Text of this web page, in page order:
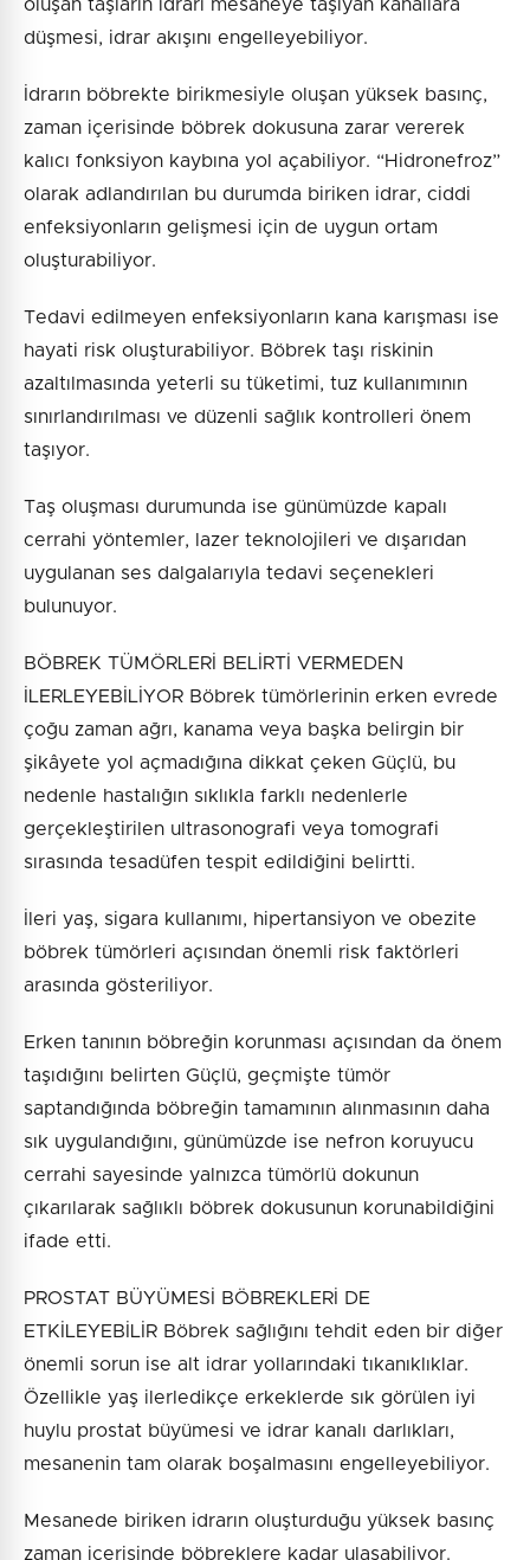
oluşan taşların idrarı mesaneye taşıyan kanallara
düşmesi, idrar akışını engelleyebiliyor.
İdrarın böbrekte birikmesiyle oluşan yüksek basınç,
zaman içerisinde böbrek dokusuna zarar vererek
kalıcı fonksiyon kaybına yol açabiliyor. “Hidronefroz”
olarak adlandırılan bu durumda biriken idrar, ciddi
enfeksiyonların gelişmesi için de uygun ortam
oluşturabiliyor.
Tedavi edilmeyen enfeksiyonların kana karışması ise
hayati risk oluşturabiliyor. Böbrek taşı riskinin
azaltılmasında yeterli su tüketimi, tuz kullanımının
sınırlandırılması ve düzenli sağlık kontrolleri önem
taşıyor.
Taş oluşması durumunda ise günümüzde kapalı
cerrahi yöntemler, lazer teknolojileri ve dışarıdan
uygulanan ses dalgalarıyla tedavi seçenekleri
bulunuyor.
BÖBREK TÜMÖRLERİ BELİRTİ VERMEDEN
İLERLEYEBİLİYOR Böbrek tümörlerinin erken evrede
çoğu zaman ağrı, kanama veya başka belirgin bir
şikâyete yol açmadığına dikkat çeken Güçlü, bu
nedenle hastalığın sıklıkla farklı nedenlerle
gerçekleştirilen ultrasonografi veya tomografi
sırasında tesadüfen tespit edildiğini belirtti.
İleri yaş, sigara kullanımı, hipertansiyon ve obezite
böbrek tümörleri açısından önemli risk faktörleri
arasında gösteriliyor.
Erken tanının böbreğin korunması açısından da önem
taşıdığını belirten Güçlü, geçmişte tümör
saptandığında böbreğin tamamının alınmasının daha
sık uygulandığını, günümüzde ise nefron koruyucu
cerrahi sayesinde yalnızca tümörlü dokunun
çıkarılarak sağlıklı böbrek dokusunun korunabildiğini
ifade etti.
PROSTAT BÜYÜMESİ BÖBREKLERİ DE
ETKİLEYEBİLİR Böbrek sağlığını tehdit eden bir diğer
önemli sorun ise alt idrar yollarındaki tıkanıklıklar.
Özellikle yaş ilerledikçe erkeklerde sık görülen iyi
huylu prostat büyümesi ve idrar kanalı darlıkları,
mesanenin tam olarak boşalmasını engelleyebiliyor.
Mesanede biriken idrarın oluşturduğu yüksek basınç
zaman içerisinde böbreklere kadar ulaşabiliyor.